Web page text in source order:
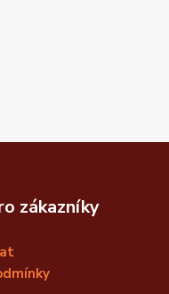
zákazníky